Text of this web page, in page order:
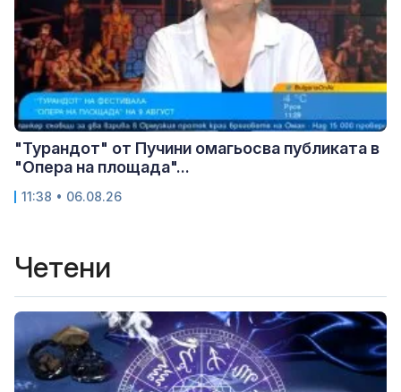
"Турандот" от Пучини омагьосва публиката в
"Опера на площада"...
11:38 • 06.08.26
Четени